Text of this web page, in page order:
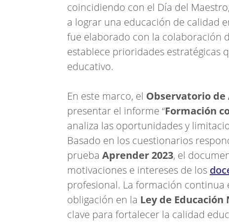
coincidiendo con el Día del
a lograr una educación de calidad
fue elaborado con la colaboración
establece prioridades estratégicas
educativo.
En este marco, el Observatorio de
presentar el informe “Formación
analiza las oportunidades y
Basado en los cuestionarios
prueba Aprender 2023, el
motivaciones e intereses de los
profesional. La formación
obligación en la Ley de Educación
clave para fortalecer la calidad